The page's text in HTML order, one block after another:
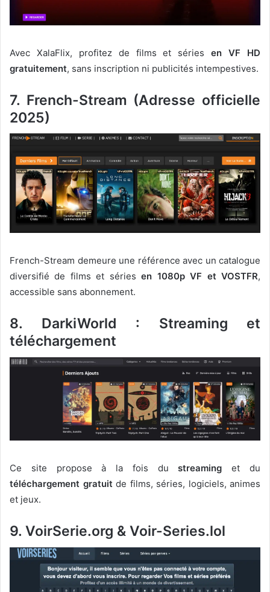
Avec XalaFlix, profitez de films et sériesen VF HD
gratuitement, sans inscription ni publicités intempestives.
7. French-Stream (Adresse officielle
2025)
French-Stream demeure une référence avec un catalogue
diversifié de films et sériesen 1080p VF et VOSTFR,
accessible sans abonnement.
8. DarkiWorld : Streaming et
téléchargement
Ce site propose à la fois dustreaming et du
téléchargement gratuitde films, séries, logiciels, animes
et jeux.
9. VoirSerie.org & Voir-Series.lol